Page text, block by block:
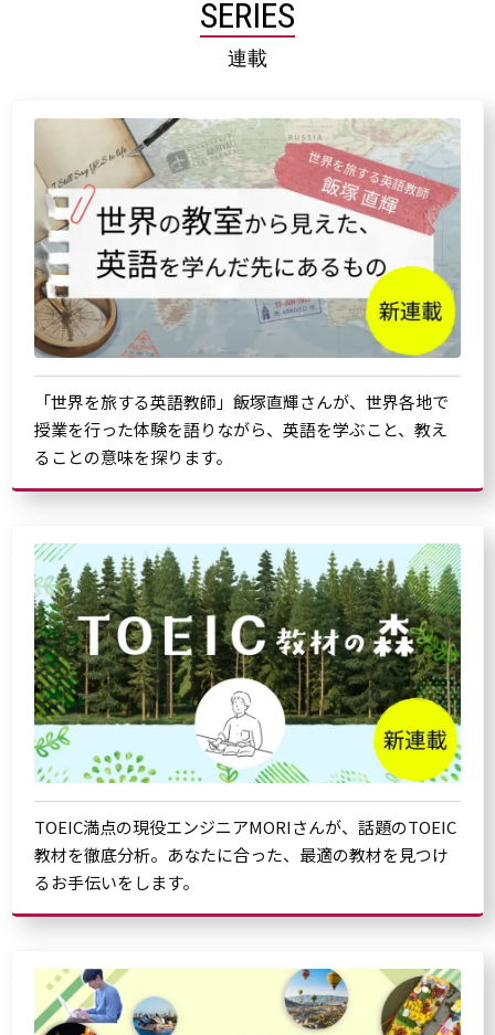
SERIES
連載
「世界を旅する英語教師」飯塚直輝さんが、世界各地で
授業を行った体験を語りながら、英語を学ぶこと、教え
ることの意味を探ります。
TOEIC満点の現役エンジニアMORIさんが、話題のTOEIC
教材を徹底分析。あなたに合った、最適の教材を見つけ
るお手伝いをします。